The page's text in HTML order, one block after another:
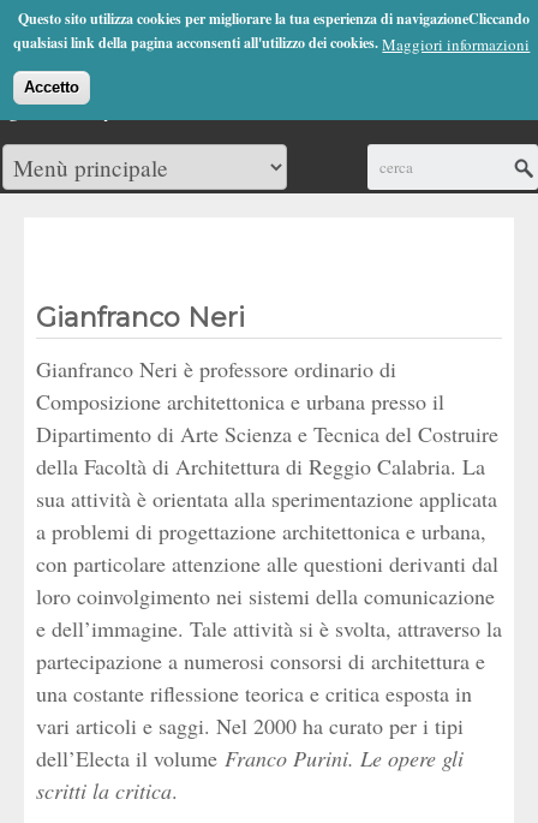
Questo sito utilizza cookies per migliorare la tua esperienza di navigazioneCliccando
qualsiasi link della pagina acconsenti all'utilizzo dei cookies.Maggiori informazioni
Accetto
Jump to Navigation
(0)
Gianfranco Neri
Gianfranco Neri è professore ordinario di
Composizione architettonica e urbana presso il
Dipartimento di Arte Scienza e Tecnica del Costruire
della Facoltà di Architettura di Reggio Calabria. La
sua attività è orientata alla sperimentazione applicata
a problemi di progettazione architettonica e urbana,
con particolare attenzione alle questioni derivanti dal
loro coinvolgimento nei sistemi della comunicazione
e dell’immagine. Tale attività si è svolta, attraverso la
partecipazione a numerosi consorsi di architettura e
una costante riflessione teorica e critica esposta in
vari articoli e saggi. Nel 2000 ha curato per i tipi
dell’Electa il volume Franco Purini. Le opere gli
scritti la critica.